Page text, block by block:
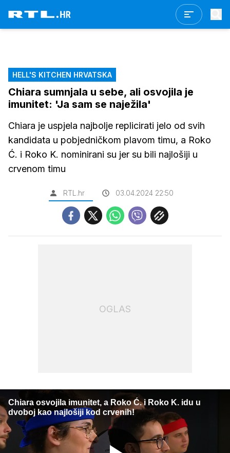
HELL'S KITCHEN HRVATSKA
Chiara sumnjala u sebe, ali osvojila je
imunitet: 'Ja sam se naježila'
Chiara je uspjela najbolje replicirati jelo od svih
kandidata u pobjedničkom plavom timu, a Roko
Ć. i Roko K. nominirani su jer su bili najlošiji u
crvenom timu
RTL.hr 03.04.2024 22:50
OGLAS
Chiara osvojila imunitet, a Roko Ć. i Roko K. idu u
dvoboj kao najlošiji kod crvenih!